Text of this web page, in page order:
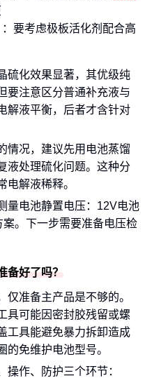
要考虑极板活化剂配合高
硫化效果显著，其优级纯
要注意区分普通补充液与
液平衡，后者才含针对
情况，建议先用电池蒸馏
液处理硫化问题。这种分
电解液稀释。
量电池静置电压：12V电池
。下一步需要准备电压检
备好了吗？
准备主产品是不够的。
具可能因密封胶残留或螺
工具能避免暴力拆卸造成
的免维护电池型号。
作、防护三个环节：